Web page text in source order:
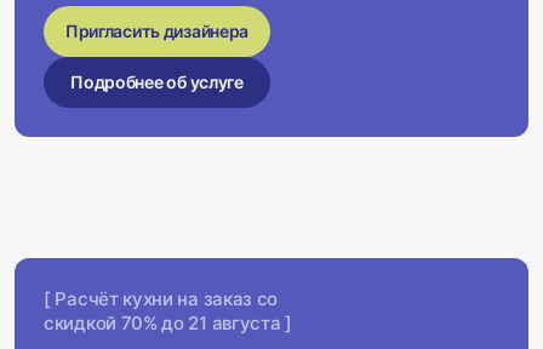
Пригласить дизайнера
Подробнее об услуге
[ Расчёт кухни на заказ со
скидкой 70% до 21 августа ]